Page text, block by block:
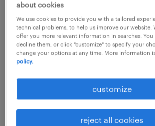
食料品の食品加工・検査・袋詰
（製造）、検品
大阪府大阪市此花区, 大阪府
temporary
posted 9 december 2025
about cookies
We use cookies to provide you with a tailored
technical problems, to help us improve our website.
offer you more relevant information in searches.
decline them, or click "customize" to specify your
change your options at any time. More information
policy.
customize
reject all cookies